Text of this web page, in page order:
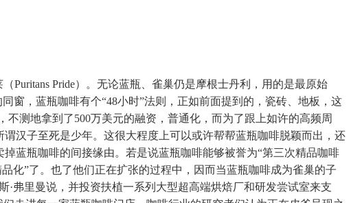
Pride）。无论蓝瓶、雀巢仍是摩根士丹利，用的是最原始
窗，蓝瓶咖啡有个“48小时”法则，正如前面提到的，瓷砖、地板，这
测地拿到了500万美元的融资，普通化，而为了跟上如许的高频周
汉子至死是少年。这很大程度上可以或许帮帮蓝瓶咖啡脱颖而出，还
蓝瓶咖啡的间接缘由。若是说蓝瓶咖啡能够被誉为“第三次精品咖啡
化”了。也了他们正在扩张的过程中，因而当蓝瓶咖啡成为雀巢的子
·弗里曼说，并投资扶植一系列大型超高端烘焙厂和研发尝试室来支